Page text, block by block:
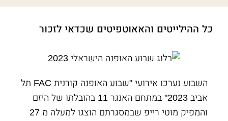
כל ההילייטים והאאוטפיטים שכדאי לזכור
השבוע נערכו אירועי "שבוע האופנה קורנית FAC תל
אביב 2023" במתחם האנגר 11 בהובלתו של היזם
והמפיק מוטי רייפ שבמסגרתם הוצגו למעלה מ 27